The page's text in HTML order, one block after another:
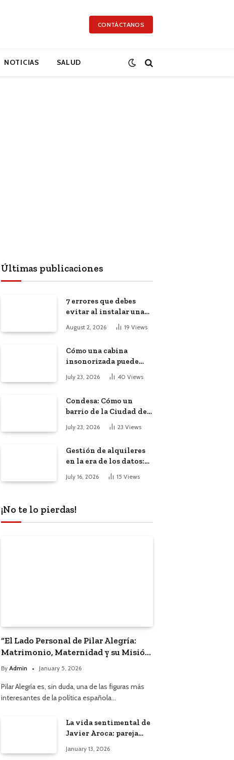
CONTÁCTANOS
NOTICIAS SALUD
Últimas publicaciones
7 errores que debes
evitar al instalar una
red, cámaras o equipos
tecnológicos en una
August 2, 2026 19 Views
Cómo una cabina
insonorizada puede
productividad de tu
July 23, 2026 40 Views
Condesa: Cómo un
barrio de la Ciudad de
México atrajo a
trabajadores remotos
July 23, 2026 23 Views
Gestión de alquileres
en la era de los datos:
El impacto de la
inteligencia artificial
July 16, 2026 15 Views
¡No te lo pierdas!
“El Lado Personal de Pilar Alegría:
Matrimonio, Maternidad y su Misión
Política”
By Admin January 5, 2026
Pilar Alegría es, sin duda, una de las figuras más
interesantes de la política española…
La vida sentimental de
Javier Aroca: pareja
Àngels Barceló
January 13, 2026